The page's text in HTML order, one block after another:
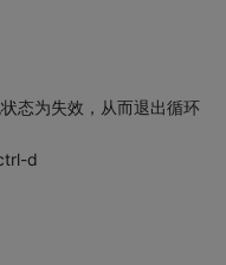
态为失效，从而退出循环
d